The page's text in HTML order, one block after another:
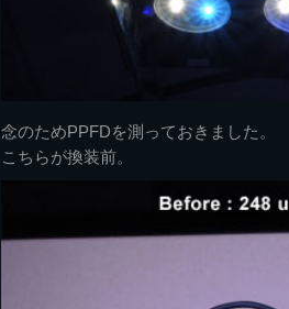
念のためPPFDを測っておきました。
こちらが換装前。